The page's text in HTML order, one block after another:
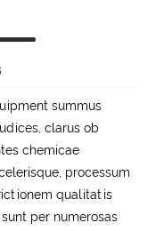
summus
clarus ob
chemicae
processum
qualitatis
per numerosas